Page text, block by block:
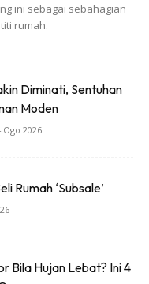
ini sebagai sebahagian
rumah.
Diminati, Sentuhan
Moden
Ogo 2026
Rumah ‘Subsale’
Bila Hujan Lebat? Ini 4